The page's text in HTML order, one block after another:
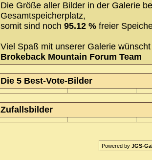
Die Größe aller Bilder in der Galerie
Gesamtspeicherplatz,
somit sind noch 95.12 % freier
Viel Spaß mit unserer Galerie
Brokeback Mountain Forum Team
Die 5 Best-Vote-Bilder
Zufallsbilder
Powered by JGS-